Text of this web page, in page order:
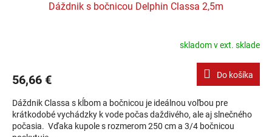
Dáždnik s bočnicou Delphin Classa 2,5m
skladom v ext. sklade
56,66 € Do košíka
Dáždnik Classa s kĺbom a bočnicou je ideálnou voľbou pre
krátkodobé vychádzky k vode počas daždivého, ale aj slnečného
počasia. Vďaka kupole s rozmerom 250 cm a 3/4 bočnicou